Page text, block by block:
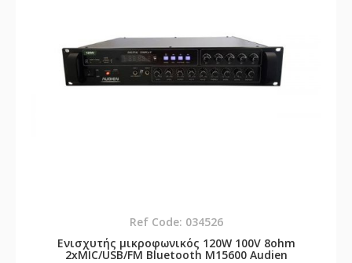
Ref Code: 034526
Ενισχυτής μικροφωνικός 120W 100V 8ohm
2xMIC/USB/FM Bluetooth M15600 Audien